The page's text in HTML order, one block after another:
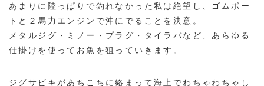
あまりに陸っぱりで釣れなかった私は絶望し、ゴムボー
トと２馬力エンジンで沖にでることを決意。
メタルジグ・ミノー・プラグ・タイラバなど、あらゆる
仕掛けを使ってお魚を狙っていきます。
ジグサビキがあちこちに絡まって海上でわちゃわちゃし